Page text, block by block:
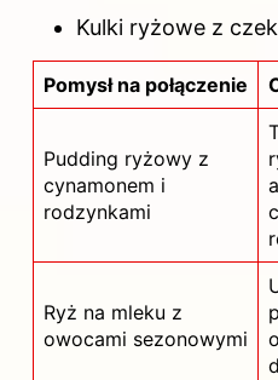
Kulki ryżowe z
Pomysł na połączenie
Pudding ryżowy z
cynamonem i
rodzynkami
Ryż na mleku z
owocami sezonowymi